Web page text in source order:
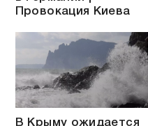
Провокация Киева
В Крыму ожидается